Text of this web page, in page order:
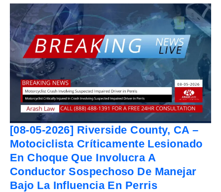
[08-05-2026] Riverside County, CA –
Motociclista Críticamente Lesionado
En Choque Que Involucra A
Conductor Sospechoso De Manejar
Bajo La Influencia En Perris